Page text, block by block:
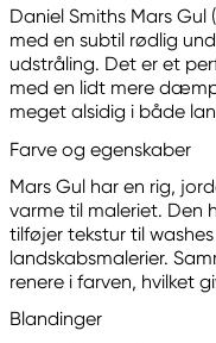
Daniel Smiths Mars Gul
med en subtil rødlig
udstråling. Det er et
med en lidt mere
meget alsidig i både
Farve og egenskaber
Mars Gul har en rig,
varme til maleriet. Den
tilføjer tekstur til
landskabsmalerier.
renere i farven, hvilket
Blandinger